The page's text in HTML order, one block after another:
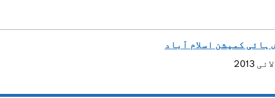
ہائی کمیشن اسلام آباد